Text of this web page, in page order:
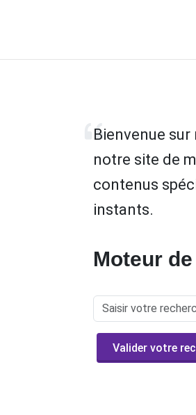
Bienvenue
notre site de
contenus
instants.
Moteur